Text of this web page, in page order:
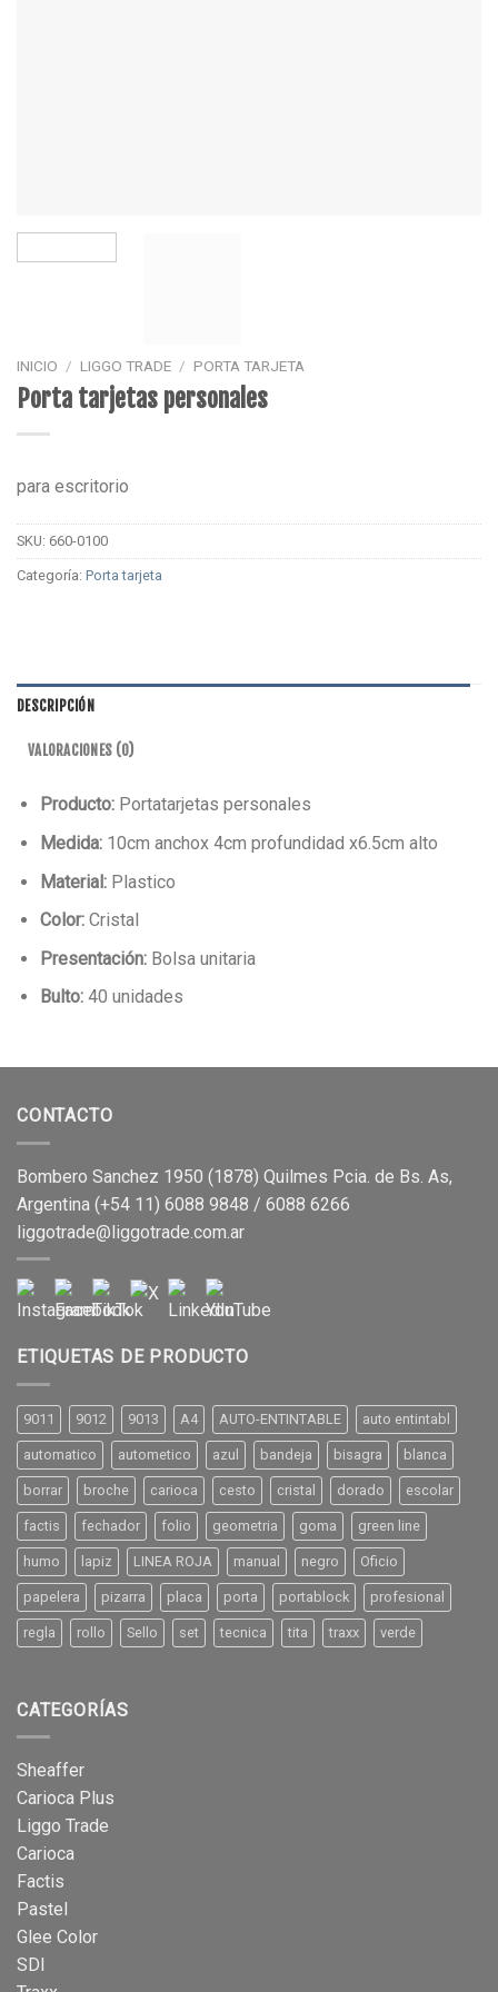
INICIO / LIGGO TRADE / PORTA TARJETA
Porta tarjetas personales
para escritorio
SKU: 660-0100
Categoría: Porta tarjeta
DESCRIPCIÓN
VALORACIONES (0)
Producto:Portatarjetas personales
Medida:10cm anchox 4cm profundidad x6.5cm alto
Material:Plastico
Color:Cristal
Presentación:Bolsa unitaria
Bulto:40 unidades
CONTACTO
Bombero Sanchez 1950 (1878) Quilmes Pcia. de Bs. As,
Argentina (+54 11) 6088 9848 / 6088 6266
liggotrade@liggotrade.com.ar
ETIQUETAS DE PRODUCTO
9011 9012 9013 A4 AUTO-ENTINTABLE auto entintabl
automatico autometico azul bandeja bisagra blanca
borrar broche carioca cesto cristal dorado escolar
factis fechador folio geometria goma green line
humo lapiz LINEA ROJA manual negro Oficio
papelera pizarra placa porta portablock profesional
regla rollo Sello set tecnica tita traxx verde
CATEGORÍAS
Sheaffer
Carioca Plus
Liggo Trade
Carioca
Factis
Pastel
Glee Color
SDI